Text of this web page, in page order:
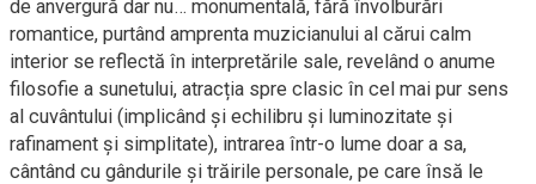
de anvergură dar nu… monumentală, fără învolburări
romantice, purtând amprenta muzicianului al cărui calm
interior se reflectă în interpretările sale, revelând o anume
filosofie a sunetului, atracția spre clasic în cel mai pur sens
al cuvântului (implicând și echilibru și luminozitate și
rafinament și simplitate), intrarea într-o lume doar a sa,
cântând cu gândurile și trăirile personale, pe care însă le